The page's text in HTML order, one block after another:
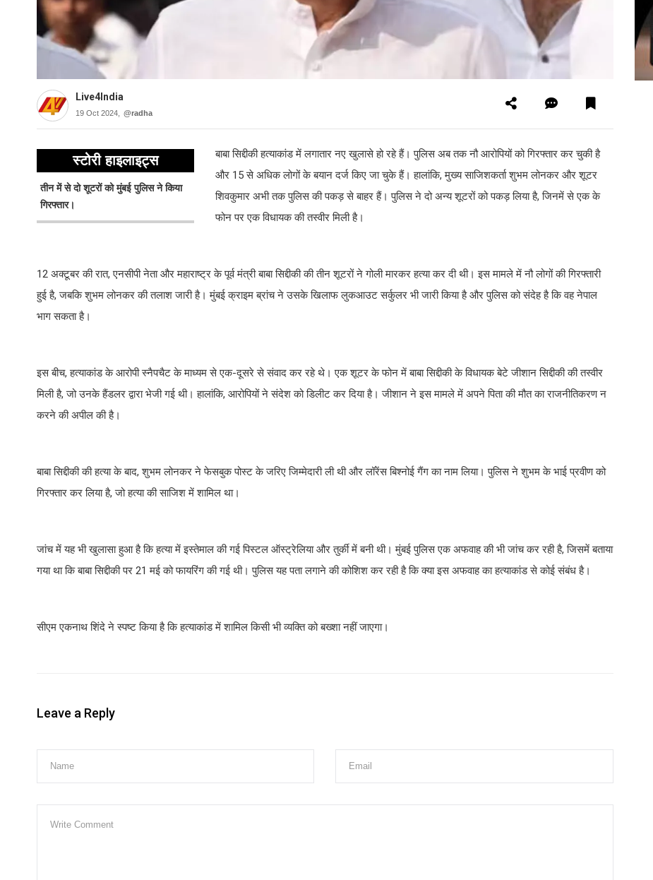
Live4India
19 Oct 2024, @radha
स्टोरी हाइलाइट्स
तीन में से दो शूटरों को मुंबई पुलिस ने किया
गिरफ्तार।
बाबा सिद्दीकी हत्याकांड में लगातार नए खुलासे हो रहे हैं। पुलिस अब तक नौ आरोपियों को गिरफ्तार कर चुकी है
और 15 से अधिक लोगों के बयान दर्ज किए जा चुके हैं। हालांकि, मुख्य साजिशकर्ता शुभम लोनकर और शूटर
शिवकुमार अभी तक पुलिस की पकड़ से बाहर हैं। पुलिस ने दो अन्य शूटरों को पकड़ लिया है, जिनमें से एक के
फोन पर एक विधायक की तस्वीर मिली है।
12 अक्टूबर की रात, एनसीपी नेता और महाराष्ट्र के पूर्व मंत्री बाबा सिद्दीकी की तीन शूटरों ने गोली मारकर हत्या कर दी थी। इस मामले में नौ लोगों की गिरफ्तारी
हुई है, जबकि शुभम लोनकर की तलाश जारी है। मुंबई क्राइम ब्रांच ने उसके खिलाफ लुकआउट सर्कुलर भी जारी किया है और पुलिस को संदेह है कि वह नेपाल
भाग सकता है।
इस बीच, हत्याकांड के आरोपी स्नैपचैट के माध्यम से एक-दूसरे से संवाद कर रहे थे। एक शूटर के फोन में बाबा सिद्दीकी के विधायक बेटे जीशान सिद्दीकी की तस्वीर
मिली है, जो उनके हैंडलर द्वारा भेजी गई थी। हालांकि, आरोपियों ने संदेश को डिलीट कर दिया है। जीशान ने इस मामले में अपने पिता की मौत का राजनीतिकरण न
करने की अपील की है।
बाबा सिद्दीकी की हत्या के बाद, शुभम लोनकर ने फेसबुक पोस्ट के जरिए जिम्मेदारी ली थी और लॉरेंस बिश्नोई गैंग का नाम लिया। पुलिस ने शुभम के भाई प्रवीण को
गिरफ्तार कर लिया है, जो हत्या की साजिश में शामिल था।
जांच में यह भी खुलासा हुआ है कि हत्या में इस्तेमाल की गई पिस्टल ऑस्ट्रेलिया और तुर्की में बनी थी। मुंबई पुलिस एक अफवाह की भी जांच कर रही है, जिसमें बताया
गया था कि बाबा सिद्दीकी पर 21 मई को फायरिंग की गई थी। पुलिस यह पता लगाने की कोशिश कर रही है कि क्या इस अफवाह का हत्याकांड से कोई संबंध है।
सीएम एकनाथ शिंदे ने स्पष्ट किया है कि हत्याकांड में शामिल किसी भी व्यक्ति को बख्शा नहीं जाएगा।
Leave a Reply